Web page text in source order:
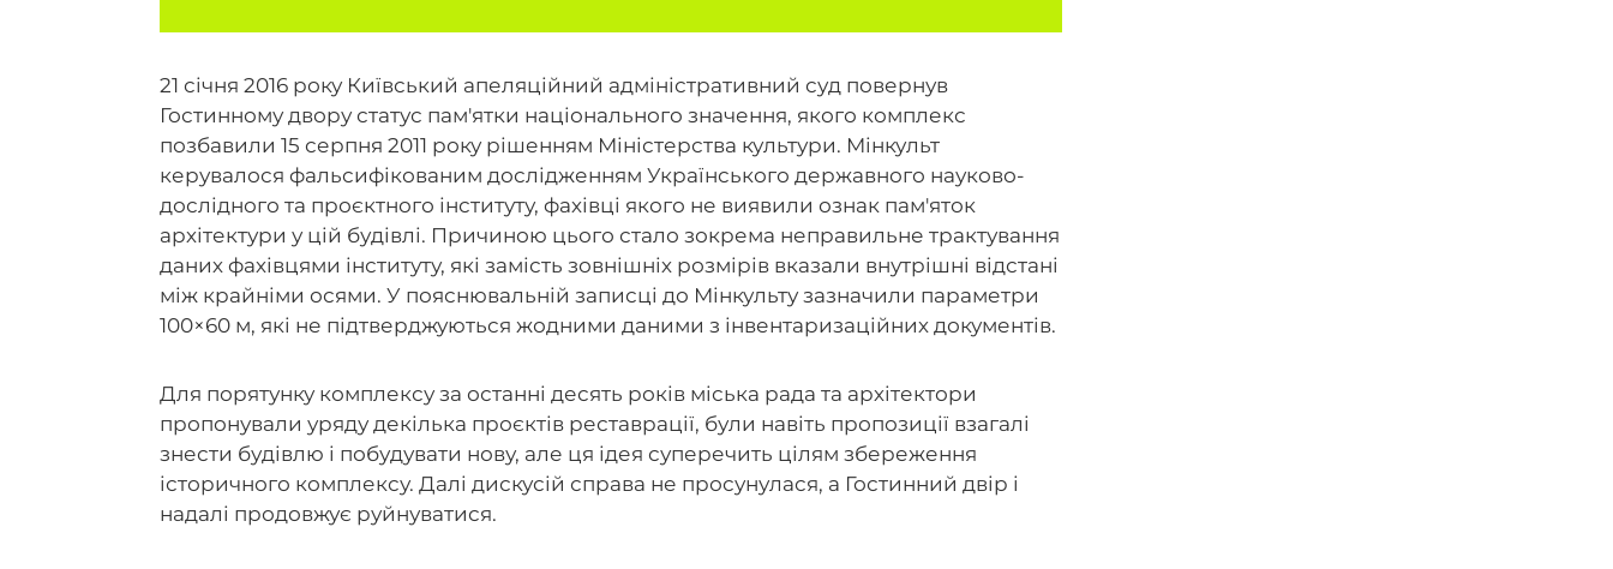
21 січня 2016 року Київський апеляційний адміністративний суд повернув
Гостинному двору статус пам'ятки національного значення, якого комплекс
позбавили 15 серпня 2011 року рішенням Міністерства культури. Мінкульт
керувалося фальсифікованим дослідженням Українського державного науково-
дослідного та проєктного інституту, фахівці якого не виявили ознак пам'яток
архітектури у цій будівлі. Причиною цього стало зокрема неправильне трактування
даних фахівцями інституту, які замість зовнішніх розмірів вказали внутрішні відстані
між крайніми осями. У пояснювальній записці до Мінкульту зазначили параметри
100×60 м, які не підтверджуються жодними даними з інвентаризаційних документів.
Для порятунку комплексу за останні десять років міська рада та архітектори
пропонували уряду декілька проєктів реставрації, були навіть пропозиції взагалі
знести будівлю і побудувати нову, але ця ідея суперечить цілям збереження
історичного комплексу. Далі дискусій справа не просунулася, а Гостинний двір і
надалі продовжує руйнуватися.